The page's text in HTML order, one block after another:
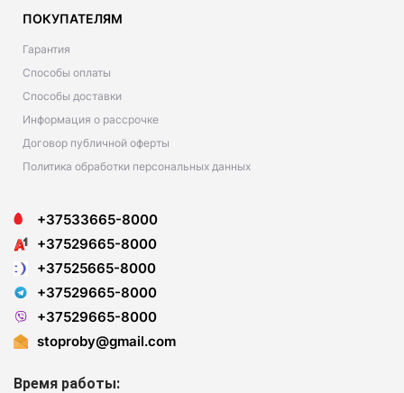
ПОКУПАТЕЛЯМ
Гарантия
Способы оплаты
Способы доставки
Информация о рассрочке
Договор публичной оферты
Политика обработки персональных данных
+37533665-8000
+37529665-8000
+37525665-8000
+37529665-8000
+37529665-8000
stoproby@gmail.com
Время работы: